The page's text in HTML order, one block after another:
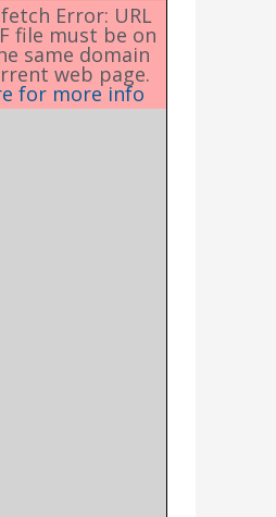
Error: URL
file must be on
same domain
web page.
for more info